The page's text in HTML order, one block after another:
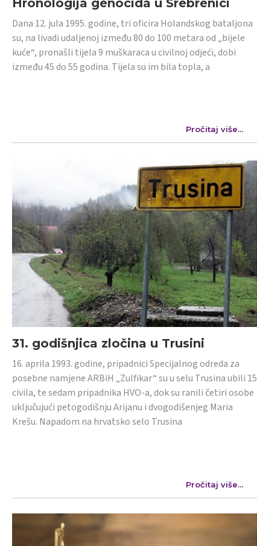
Dana 12. jula 1995. godine, tri oficira Holandskog bataljona
su, na livadi udaljenoj između 80 do 100 metara od „bijele
kuće“, pronašli tijela 9 muškaraca u civilnoj odjeći, dobi
između 45 do 55 godina. Tijela su im bila topla, a
Pročitaj više...
31. godišnjica zločina u Trusini
16. aprila 1993. godine, pripadnici Specijalnog odreda za
posebne namjene ARBiH „Zulfikar“ su u selu Trusina ubili 15
civila, te sedam pripadnika HVO-a, dok su ranili četiri osobe
uključujući petogodišnju Arijanu i dvogodišenjeg Maria
Krešu. Napadom na hrvatsko selo Trusina
Pročitaj više...